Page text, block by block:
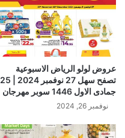
عروض لولو الرياض الاسبوعية
تصفح سهل 27 نوفمبر 2024 | 25
جمادى الاول 1446 سوبر مهرجان
نوفمبر 26, 2024